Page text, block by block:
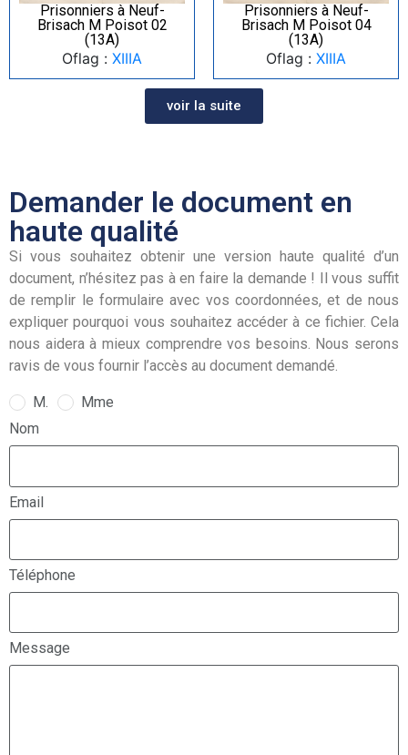
Prisonniers à Neuf-
Brisach M Poisot 02
(13A)
Oflag : XIIIA
Prisonniers à Neuf-
Brisach M Poisot 04
(13A)
Oflag : XIIIA
voir la suite
Demander le document en
haute qualité
Si vous souhaitez obtenir une version haute qualité d’un
document, n’hésitez pas à en faire la demande ! Il vous suffit
de remplir le formulaire avec vos coordonnées, et de nous
expliquer pourquoi vous souhaitez accéder à ce fichier. Cela
nous aidera à mieux comprendre vos besoins. Nous serons
ravis de vous fournir l’accès au document demandé.
M.
Mme
Nom
Email
Téléphone
Message